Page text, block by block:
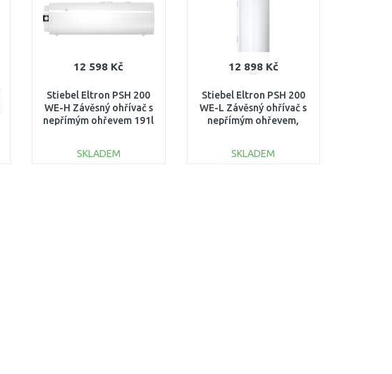
12 598 Kč
Stiebel Eltron PSH 200
WE-H Závěsný ohřívač s
nepřímým ohřevem 191l
SKLADEM
12 898 Kč
Stiebel Eltron PSH 200
WE-L Závěsný ohřívač s
nepřímým ohřevem,
SKLADEM